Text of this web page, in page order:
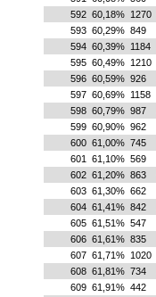
592 60,18% 1270
593 60,29% 849
594 60,39% 1184
595 60,49% 1210
596 60,59% 926
597 60,69% 1158
598 60,79% 987
599 60,90% 962
600 61,00% 745
601
61,10% 569
602 61,20% 863
603 61,30% 662
604 61,41% 842
605 61,51% 547
606 61,61% 835
607 61,71% 1020
608 61,81% 734
609 61,91% 442